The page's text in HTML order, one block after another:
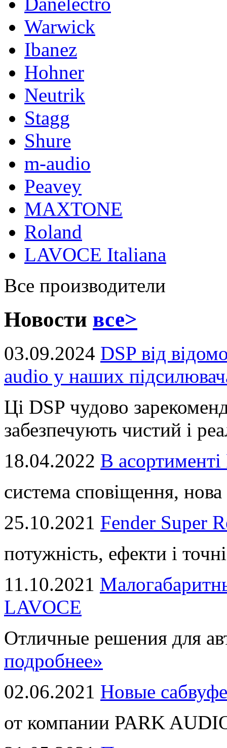
Warwick
Ibanez
Hohner
Neutrik
Stagg
Shure
m-audio
Peavey
MAXTONE
Roland
LAVOCE Italiana
Все производители
Новости все>
03.09.2024 DSP від
audio у наших
Ці DSP чудово
забезпечують чистий і
18.04.2022 В
система сповіщення,
25.10.2021 Fender Super
потужність, ефекти і
11.10.2021
LAVOCE
Отличные решения для
подробнее»
02.06.2021 Новые
от компании PARK